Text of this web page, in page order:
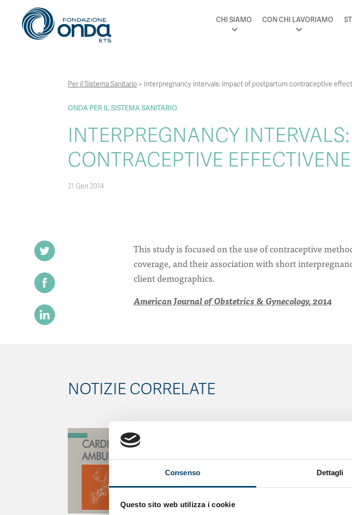
Consenso Dettagli
Questo sito web utilizza i cookie
CHI SIAMO CON CHI LAVORIAMO
Per il Sistema Sanitario > Interpregnancy intervals: impact of postpartum contraceptive
ONDA PER IL SISTEMA SANITARIO
INTERPREGNANCY
CONTRACEPTIVE
21 Gen 2014
This study is focused on the use of contraceptive
coverage, and their association with short
client demographics.
American Journal of Obstetrics & Gynecology, 2014
NOTIZIE CORRELATE